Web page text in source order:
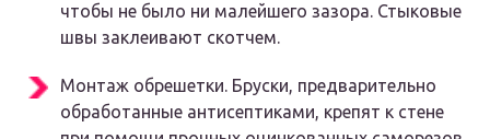
чтобы не было ни малейшего зазора. Стыковые
швы заклеивают скотчем.
Монтаж обрешетки. Бруски, предварительно
обработанные антисептиками, крепят к стене